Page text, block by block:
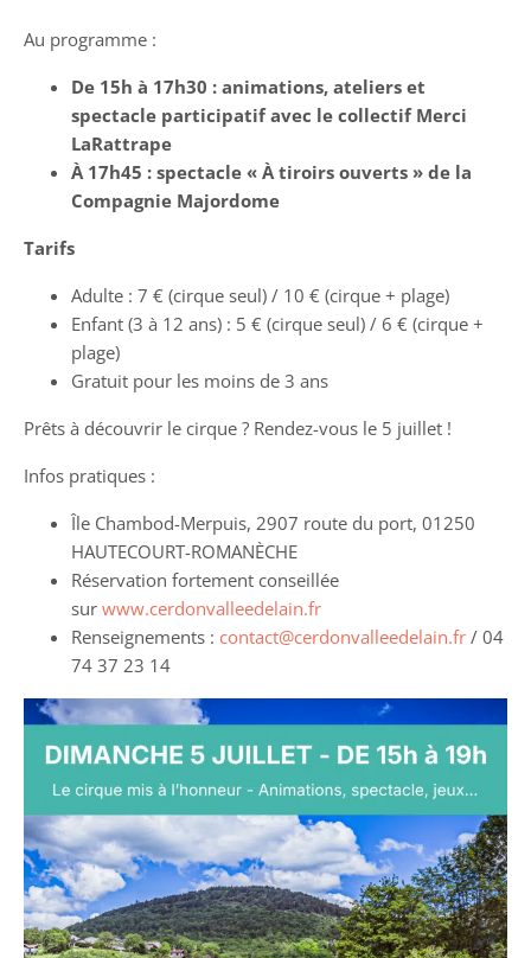
Au programme :
De 15h à 17h30 : animations, ateliers et
spectacle participatif avec le collectif Merci
LaRattrape
À 17h45 : spectacle « À tiroirs ouverts » de la
Compagnie Majordome
Tarifs
Adulte : 7 € (cirque seul) / 10 € (cirque + plage)
Enfant (3 à 12 ans) : 5 € (cirque seul) / 6 € (cirque +
plage)
Gratuit pour les moins de 3 ans
Prêts à découvrir le cirque ? Rendez-vous le 5 juillet !
Infos pratiques :
Île Chambod-Merpuis, 2907 route du port, 01250
HAUTECOURT-ROMANÈCHE
Réservation fortement conseillée
sur www.cerdonvalleedelain.fr
Renseignements : contact@cerdonvalleedelain.fr / 04
74 37 23 14